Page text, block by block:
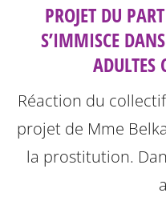
PROJET DU
S’IMMISCE
ADULTES
Réaction du
projet de Mme
la prostitution.